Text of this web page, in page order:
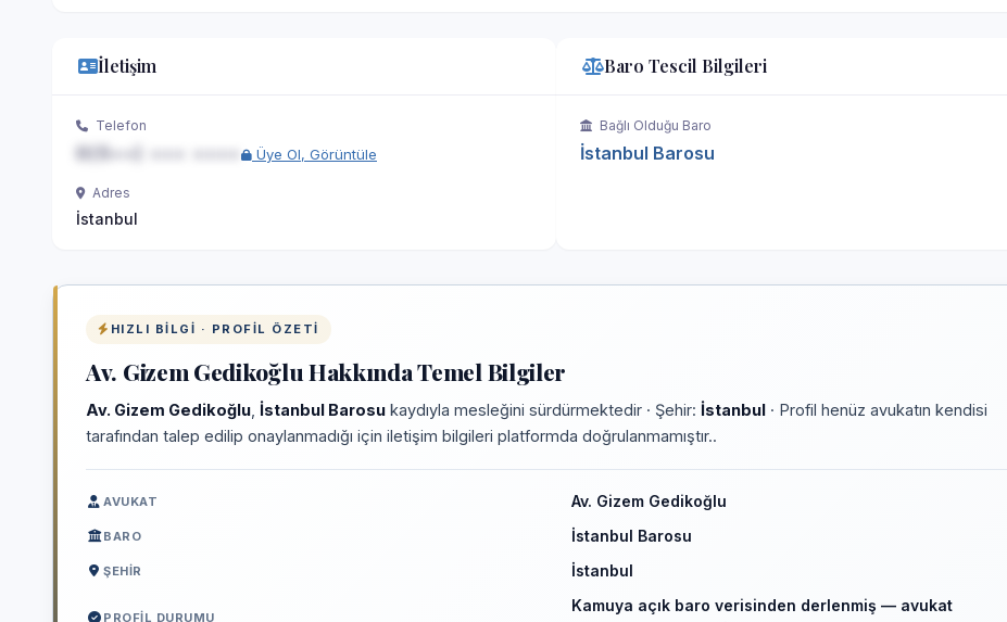
İletişim
Telefon
Üye Ol, Görüntüle
Adres
İstanbul
Baro Tescil Bilgileri
Bağlı Olduğu Baro
İstanbul Barosu
HIZLI BILGI · PROFIL ÖZETI
Av. Gizem Gedikoğlu Hakkında Temel Bilgiler
Av. Gizem Gedikoğlu İstanbul Barosu kaydıyla mesleğini sürdürmektedir · Şehir: İstanbul · Profil henüz avukatın kendisi
tarafından talep edilip onaylanmadığı için iletişim bilgileri platformda doğrulanmamıştır..
AVUKAT Av. Gizem Gedikoğlu
BARO İstanbul Barosu
ŞEHIR İstanbul
PROFIL DURUMU
Kamuya açık baro verisinden derlenmiş — avukat